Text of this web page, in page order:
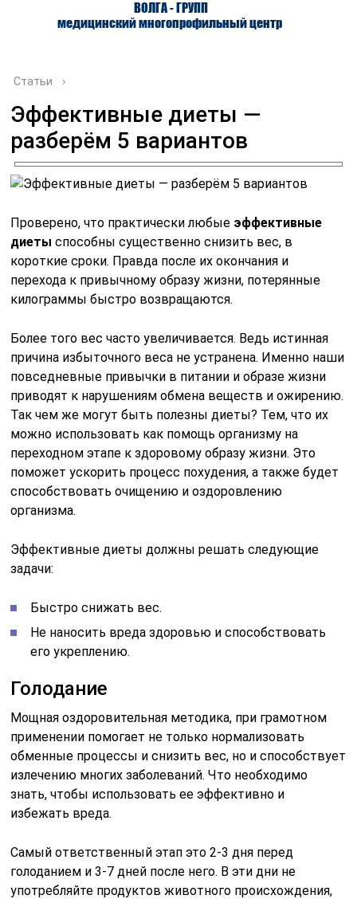
ВОЛГА - ГРУПП
медицинский многопрофильный центр
О ЦЕНТРЕ ВРАЧИ
Статьи ›
Эффективные диеты —
разберём 5 вариантов
Проверено, что практически любые эффективные
диеты способны существенно снизить вес, в
короткие сроки. Правда после их окончания и
перехода к привычному образу жизни, потерянные
килограммы быстро возвращаются.
Более того вес часто увеличивается. Ведь истинная
причина избыточного веса не устранена. Именно наши
повседневные привычки в питании и образе жизни
приводят к нарушениям обмена веществ и ожирению.
Так чем же могут быть полезны диеты? Тем, что их
можно использовать как помощь организму на
переходном этапе к здоровому образу жизни. Это
поможет ускорить процесс похудения, а также будет
способствовать очищению и оздоровлению
организма.
Эффективные диеты должны решать следующие
задачи:
Быстро снижать вес.
Не наносить вреда здоровью и способствовать
его укреплению.
Голодание
Мощная оздоровительная методика, при грамотном
применении помогает не только нормализовать
обменные процессы и снизить вес, но и способствует
излечению многих заболеваний. Что необходимо
знать, чтобы использовать ее эффективно и
избежать вреда.
Самый ответственный этап это 2-3 дня перед
голоданием и 3-7 дней после него. В эти дни не
употребляйте продуктов животного происхождения,